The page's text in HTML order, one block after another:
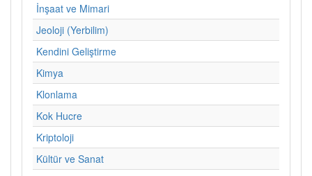
İnşaat ve Mimari
Jeoloji (Yerbilim)
Kendini Geliştirme
Kimya
Klonlama
Kok Hucre
Kriptoloji
Kültür ve Sanat